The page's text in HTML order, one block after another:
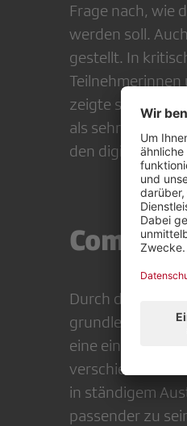
Frage nach, wie
werden soll.
gestellt. In
Teilnehmerinnen
zeigte sich
als sehr wichtig
den digitalen
Durch die
grundlegend.
eine einseitige
verschiedenen
in ständigem
passender zu